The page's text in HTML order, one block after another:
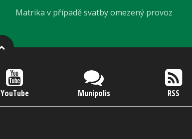
Matrika v případě svatby omezený provoz
YouTube Munipolis RSS